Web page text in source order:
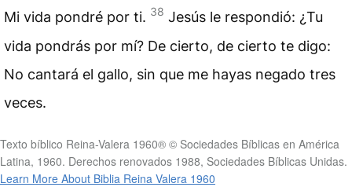
Mi vida pondré por ti. 38 Jesús le respondió: ¿Tu
vida pondrás por mí? De cierto, de cierto te digo:
No cantará el gallo, sin que me hayas negado tres
veces.
Texto bíblico Reina-Valera 1960® © Sociedades Bíblicas en América
Latina, 1960. Derechos renovados 1988, Sociedades Bíblicas Unidas.
Learn More About Biblia Reina Valera 1960